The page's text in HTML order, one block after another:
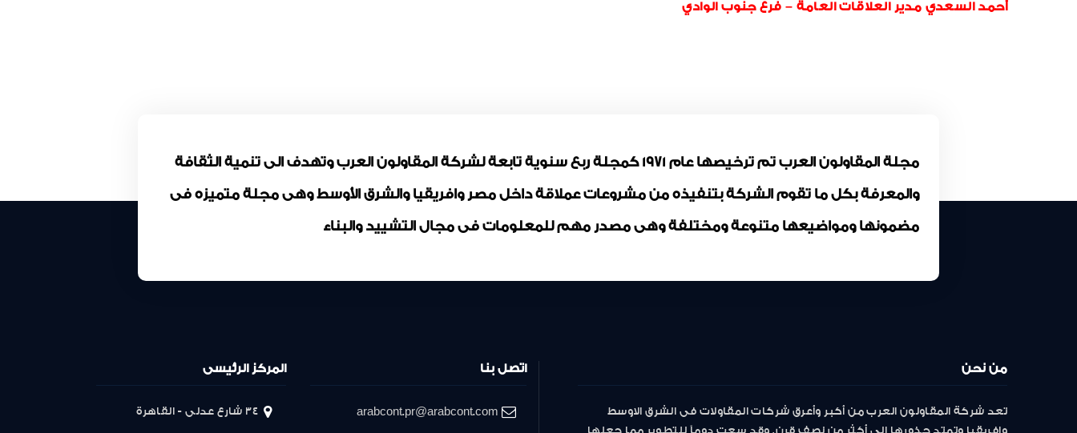
أحمد السعدي مدير العلاقات العامة – فرع جنوب الوادي
مجلة المقاولون العرب تم ترخيصها عام 1971 كمجلة ربع سنوية تابعة لشركة المقاولون العرب وتهدف الى تنمية الثقافة
والمعرفة بكل ما تقوم الشركة بتنفيذه من مشروعات عملاقة داخل مصر وافريقيا والشرق الأوسط وهى مجلة متميزه فى
مضمونها ومواضيعها متنوعة ومختلفة وهى مصدر مهم للمعلومات فى مجال التشييد والبناء
المركز الرئيسى
34 شارع عدلى - القاهرة
اتصل بنا
arabcont.pr@arabcont.com
من نحن
تعد شركة المقاولون العرب من أكبر وأعرق شركات المقاولات فى الشرق الاوسط
وافريقيا وتمتد جذورها إلى أكثر من نصف قرن. وقد سعت دوماً للتطوير مما جعلها